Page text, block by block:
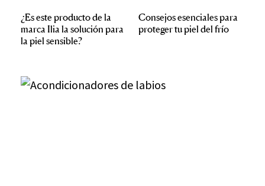
¿Es este producto de la
marca Ilia la solución para
la piel sensible?
Consejos esenciales para
proteger tu piel del frío